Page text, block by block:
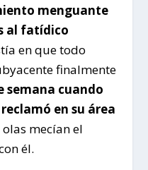
menguante
al fatídico
en que todo
finalmente
semana cuando
en su área
mecían el
él.